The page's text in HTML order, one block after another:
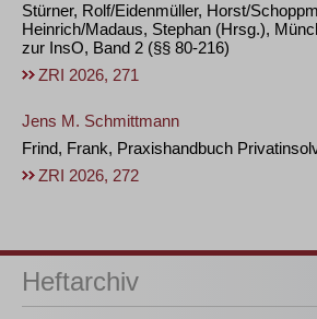
Stürner, Rolf/Eidenmüller, Horst/
Heinrich/Madaus, Stephan (Hrsg.),
zur InsO, Band 2 (§§ 80-216)
ZRI 2026, 271
Jens M. Schmittmann
Frind, Frank, Praxishandbuch
ZRI 2026, 272
Heftarchiv